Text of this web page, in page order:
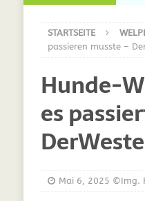
[
[
[
[
STARTSEITE
passieren musste –
Hunde-
es
Mai 6, 2025 ©Img.